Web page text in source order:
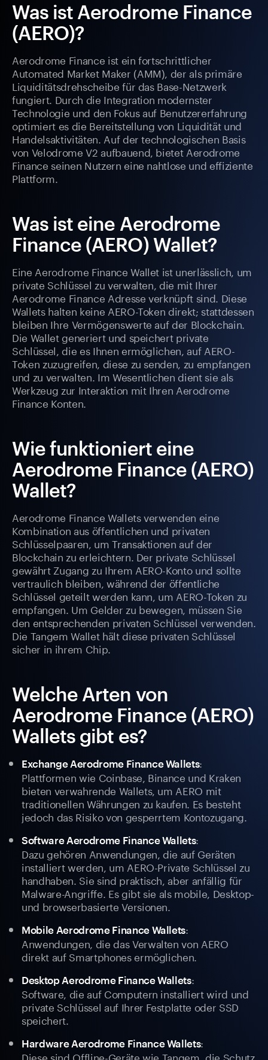
Was ist Aerodrome Finance
(AERO)?
Aerodrome Finance ist ein fortschrittlicher
Automated Market Maker (AMM), der als primäre
Liquiditätsdrehscheibe für das Base-Netzwerk
fungiert. Durch die Integration modernster
Technologie und den Fokus auf Benutzererfahrung
optimiert es die Bereitstellung von Liquidität und
Handelsaktivitäten. Auf der technologischen Basis
von Velodrome V2 aufbauend, bietet Aerodrome
Finance seinen Nutzern eine nahtlose und effiziente
Plattform.
Was ist eine Aerodrome
Finance (AERO) Wallet?
Eine Aerodrome Finance Wallet ist unerlässlich, um
private Schlüssel zu verwalten, die mit Ihrer
Aerodrome Finance Adresse verknüpft sind. Diese
Wallets halten keine AERO-Token direkt; stattdessen
bleiben Ihre Vermögenswerte auf der Blockchain.
Die Wallet generiert und speichert private
Schlüssel, die es Ihnen ermöglichen, auf AERO-
Token zuzugreifen, diese zu senden, zu empfangen
und zu verwalten. Im Wesentlichen dient sie als
Werkzeug zur Interaktion mit Ihren Aerodrome
Finance Konten.
Wie funktioniert eine
Aerodrome Finance (AERO)
Wallet?
Aerodrome Finance Wallets verwenden eine
Kombination aus öffentlichen und privaten
Schlüsselpaaren, um Transaktionen auf der
Blockchain zu erleichtern. Der private Schlüssel
gewährt Zugang zu Ihrem AERO-Konto und sollte
vertraulich bleiben, während der öffentliche
Schlüssel geteilt werden kann, um AERO-Token zu
empfangen. Um Gelder zu bewegen, müssen Sie
den entsprechenden privaten Schlüssel verwenden.
Die Tangem Wallet hält diese privaten Schlüssel
sicher in ihrem Chip.
Welche Arten von
Aerodrome Finance (AERO)
Wallets gibt es?
Exchange Aerodrome Finance Wallets:
Plattformen wie Coinbase, Binance und Kraken
bieten verwahrende Wallets, um AERO mit
traditionellen Währungen zu kaufen. Es besteht
jedoch das Risiko von gesperrtem Kontozugang.
Software Aerodrome Finance Wallets:
Dazu gehören Anwendungen, die auf Geräten
installiert werden, um AERO-Private Schlüssel zu
handhaben. Sie sind praktisch, aber anfällig für
Malware-Angriffe. Es gibt sie als mobile, Desktop-
und browserbasierte Versionen.
Mobile Aerodrome Finance Wallets:
Anwendungen, die das Verwalten von AERO
direkt auf Smartphones ermöglichen.
Desktop Aerodrome Finance Wallets:
Software, die auf Computern installiert wird und
private Schlüssel auf Ihrer Festplatte oder SSD
speichert.
Hardware Aerodrome Finance Wallets:
Diese sind Offline-Geräte wie Tangem, die Schutz